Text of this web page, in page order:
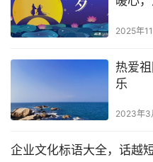
2025年
热爱
乐
2023年3
企业文化标语大全，话越